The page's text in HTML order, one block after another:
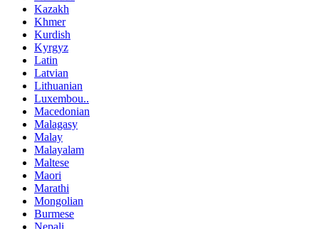
Kazakh
Khmer
Kurdish
Kyrgyz
Latin
Latvian
Lithuanian
Luxembou..
Macedonian
Malagasy
Malay
Malayalam
Maltese
Maori
Marathi
Mongolian
Burmese